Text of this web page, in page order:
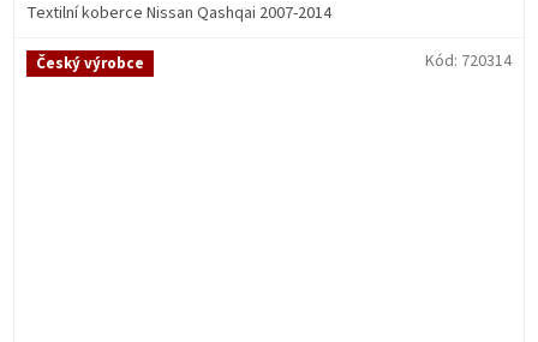
Textilní koberce Nissan Qashqai 2007-2014
Český výrobce Kód: 720314